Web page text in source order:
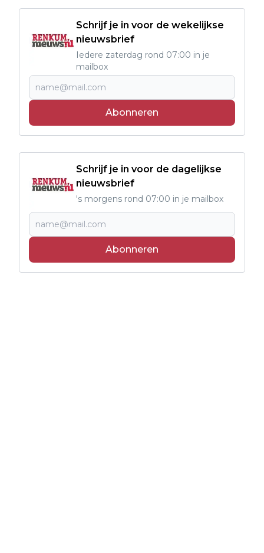
Schrijf je in voor de wekelijkse
nieuwsbrief
Iedere zaterdag rond 07:00 in je
mailbox
Abonneren
Schrijf je in voor de dagelijkse
nieuwsbrief
's morgens rond 07:00 in je mailbox
Abonneren